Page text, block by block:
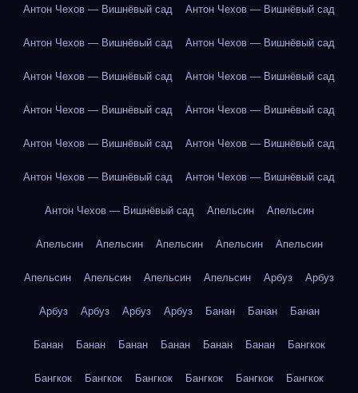
Антон Чехов — Вишнёвый сад Антон Чехов — Вишнёвый сад
Антон Чехов — Вишнёвый сад Антон Чехов — Вишнёвый сад
Антон Чехов — Вишнёвый сад Антон Чехов — Вишнёвый сад
Антон Чехов — Вишнёвый сад Антон Чехов — Вишнёвый сад
Антон Чехов — Вишнёвый сад Антон Чехов — Вишнёвый сад
Антон Чехов — Вишнёвый сад Антон Чехов — Вишнёвый сад
Антон Чехов — Вишнёвый сад Апельсин Апельсин
Апельсин Апельсин Апельсин Апельсин Апельсин
Апельсин Апельсин Апельсин Апельсин Арбуз Арбуз
Арбуз Арбуз Арбуз Арбуз Банан Банан Банан
Банан Банан Банан Банан Банан Банан Бангкок
Бангкок Бангкок Бангкок Бангкок Бангкок Бангкок